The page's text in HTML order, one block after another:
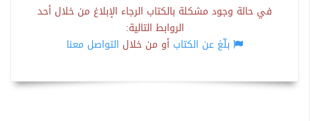
في حالة وجود مشكلة بالكتاب الرجاء الإبلاغ من خلال أحد
الروابط التالية:
بلّغ عن الكتاب أو من خلال التواصل معنا